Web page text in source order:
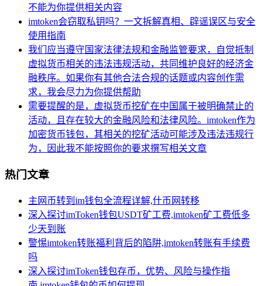
不能为你提供相关内容
imtoken会窃取私钥吗？一文拆解真相、辟谣误区与安全
使用指南
我们应当遵守国家法律法规和金融监管要求，自觉抵制
虚拟货币相关的违法违规活动，共同维护良好的经济金
融秩序。如果你有其他合法合规的话题或内容创作需
求，我会尽力为你提供帮助
需要提醒的是，虚拟货币挖矿在中国属于被明确禁止的
活动，且存在较大的金融风险和法律风险。imtoken作为
加密货币钱包，其相关的挖矿活动可能涉及违法违规行
为，因此我不能按照你的要求撰写相关文章
热门文章
主网币转到im钱包全流程详解,什币网转移
深入探讨imToken钱包USDT矿工费,imtoken矿工费低多
少天到账
警惕imtoken转账福利背后的陷阱,imtoken转账有手续费
吗
深入探讨imToken钱包存币，优势、风险与操作指